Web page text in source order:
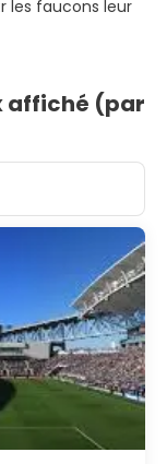
les faucons leur
affiché (par